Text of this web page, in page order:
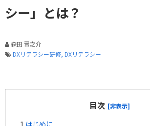
シー」とは？
森田 晋之介
DXリテラシー研修 DXリテラシー
目次 [非表示]
1.はじめに